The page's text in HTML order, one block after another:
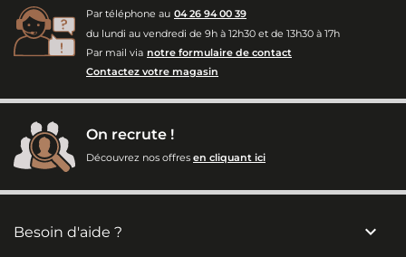
Par téléphone au 04 26 94 00 39
du lundi au vendredi de 9h à 12h30 et de 13h30 à 17h
Par mail via notre formulaire de contact
Contactez votre magasin
On recrute !
Découvrez nos offres en cliquant ici
Besoin d'aide ? 